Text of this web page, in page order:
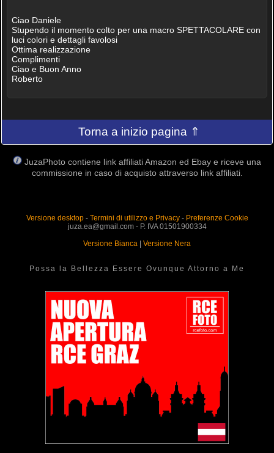
Ciao Daniele
Stupendo il momento colto per una macro SPETTACOLARE con
luci colori e dettagli favolosi
Ottima realizzazione
Complimenti
Ciao e Buon Anno
Roberto
Torna a inizio pagina ⇑
JuzaPhoto contiene link affiliati Amazon ed Ebay e riceve una
commissione in caso di acquisto attraverso link affiliati.
Versione desktop- Termini di utilizzo e Privacy- Preferenze Cookie
juza.ea@gmail.com - P. IVA 01501900334
Versione Bianca | Versione Nera
Possa la Bellezza Essere Ovunque Attorno a Me